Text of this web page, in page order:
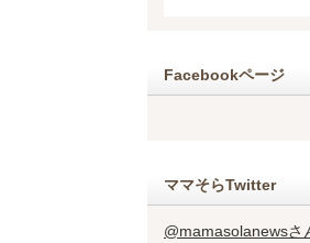
Facebookページ
ママそらTwitter
@mamasolanewsさ